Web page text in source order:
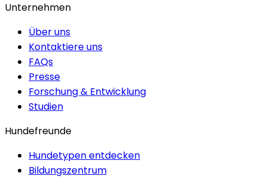
Unternehmen
Über uns
Kontaktiere uns
FAQs
Presse
Forschung & Entwicklung
Studien
Hundefreunde
Hundetypen entdecken
Bildungszentrum